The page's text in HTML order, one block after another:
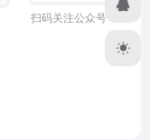
扫码关注公众号